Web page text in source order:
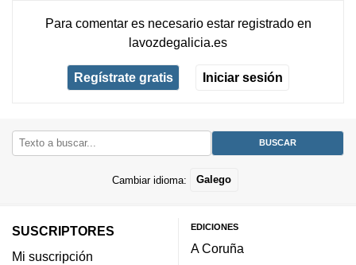
Para comentar es necesario estar registradoen
lavozdegalicia.es
Regístrate gratis Iniciar sesión
Cambiar idioma: Galego
SUSCRIPTORES
Mi suscripción
EDICIONES
A Coruña